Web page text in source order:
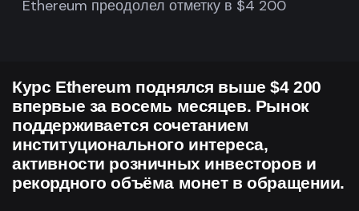
Ethereum преодолел отметку в $4 200
Курс Ethereum поднялся выше $4 200
впервые за восемь месяцев. Рынок
поддерживается сочетанием
институционального интереса,
активности розничных инвесторов и
рекордного объёма монет в обращении.